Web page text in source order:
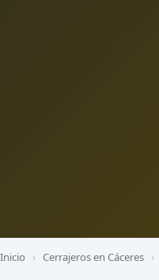
Inicio › Cerrajeros en Cáceres ›